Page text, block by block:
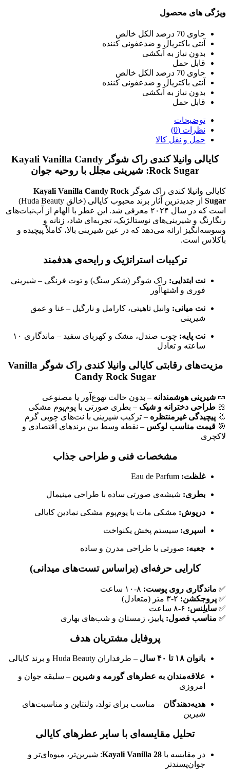
ویژگی های محصول
حاوی 70 درصد الکل خالص
آنتی باکتریال و ضدعفونی کننده
بدون نیاز به آبکشی
قابل حمل
حاوی 70 درصد الکل خالص
آنتی باکتریال و ضدعفونی کننده
بدون نیاز به آبکشی
قابل حمل
توضیحات
نظرات (0)
حمل و نقل کالا
کایالی وانیلا کندی راک شوگر Kayali Vanilla Candy
Rock Sugar: شیرینی مجلل با روحیه جوان
کایالی وانیلا کندی راک شوگر Kayali Vanilla Candy Rock
Sugar
از جدیدترین آثار برند محبوب کایالی (خالق Huda Beauty)
است که در سال ۲۰۲۴ معرفی شد. این عطر با الهام از آب‌نبات‌های
رنگارنگ و شیرینی‌های نوستالژیک، تجربه‌ای شاد، زنانه و
وسوسه‌انگیز ارائه می‌دهد که در عین شیرینی بالا، کاملاً پیچیده و
باکلاس است.
ترکیبات استراتژیک و رایحه‌ی هدفمند
نت ابتدایی: راک شوگر (شکر سنگ) و توت فرنگی – شیرینی
فوری و اشتهاآور
نت میانی: وانیل تاهیتی، کارامل و نارگیل – غنا و عمق
شیرینی
نت پایه:
چوب صندل، مشک و کهربای سفید – ماندگاری ۱۰
ساعته و تعادل
مزیت‌های رقابتی کایالی وانیلا کندی راک شوگر Vanilla
Candy Rock Sugar
🍬 شیرینی هوشمندانه – بدون حالت تهوع‌آور یا مصنوعی
🎀 طراحی دخترانه و شیک – بطری صورتی با پوم‌پوم مشکی
👃 پیچیدگی غیرمنتظره – ترکیب شیرینی با نت‌های چوبی گرم
🎯 قیمت مناسب لوکس – نقطه وسط بین برندهای اقتصادی و
لاکچری
مشخصات فنی و طراحی جذاب
غلظت:
بطری: شیشه‌ی صورتی ساده با طراحی مینیمال
درپوش: مشکی مات با پوم‌پوم مشکی نمادین کایالی
اسپری: سیستم پخش یکنواخت
جعبه: صورتی با طراحی مدرن و ساده
کارایی حرفه‌ای (براساس تست‌های میدانی)
✅ ماندگاری روی پوست:
✅ پروجکشن:
✅ سایلِنس:
✅ مناسب فصول: پاییز، زمستان و شب‌های بهاری
پروفایل مشتریان هدف
بانوان ۱۸ تا ۴۰ سال – طرفداران Huda Beauty و برند کایالی
علاقه‌مندان به عطرهای گورمه و شیرین – سلیقه جوان و
امروزی
هدیه‌دهندگان – مناسب برای تولد، ولنتاین و مناسبت‌های
شیرین
تحلیل مقایسه‌ای با سایر عطرهای کایالی
در مقایسه با Kayali Vanilla 28: شیرین‌تر، میوه‌ای‌تر و
جوان‌پسندتر